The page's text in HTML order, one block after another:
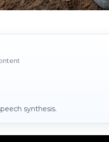
synthesis.